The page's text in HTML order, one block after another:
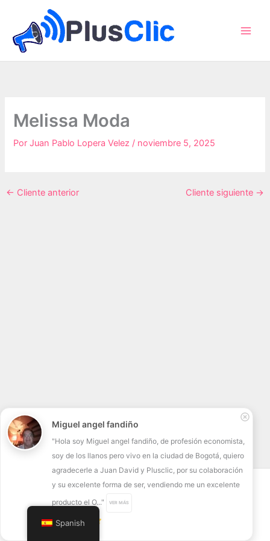
contenido
Melissa Moda
PorJuan Pablo Lopera Velez / noviembre 5, 2025
← Cliente anterior Cliente siguiente →
Copyright © 2026 | Powered by Plusclic
Spanish
Miguel angel fandiño
"Hola soy Miguel angel fandiño, de profesión economista,
soy de los llanos pero vivo en la ciudad de Bogotá, quiero
agradecerle a Juan David y Plusclic, por su colaboración
y su excelente forma de ser, vendiendo me un excelente
producto el O..."
VER MÁS